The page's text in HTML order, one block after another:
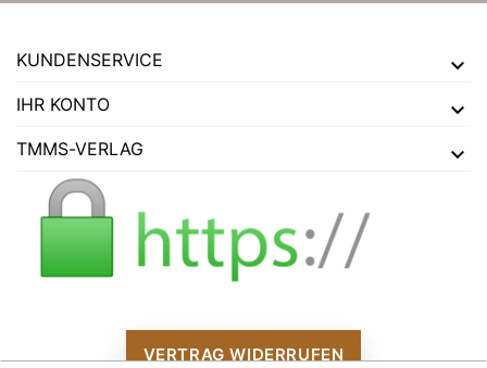
KUNDENSERVICE
IHR KONTO
TMMS-VERLAG
VERTRAG WIDERRUFEN